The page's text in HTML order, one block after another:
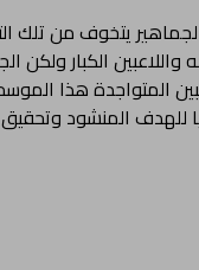
يتخوف من تلك
واللاعبين الكبار ولكن
المتواجدة هذا
للهدف المنشود وتحقيق